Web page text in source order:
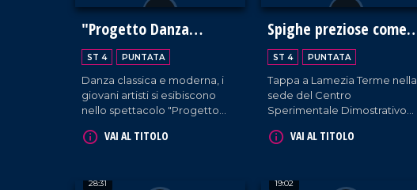
"Progetto Danza
Calabria"
ST 4 PUNTATA
Danza classica e moderna, i
giovani artisti si esibiscono
nello spettacolo "Progetto
marina.VAI AL TITOLO
Spighe preziose come
l'oro
ST 4 PUNTATA
Tappa a Lamezia Terme nella
sede del Centro
Sperimentale Dimostrativo
seminario divulgativo sui grani
VAI AL TITOLO
28:31 19:02